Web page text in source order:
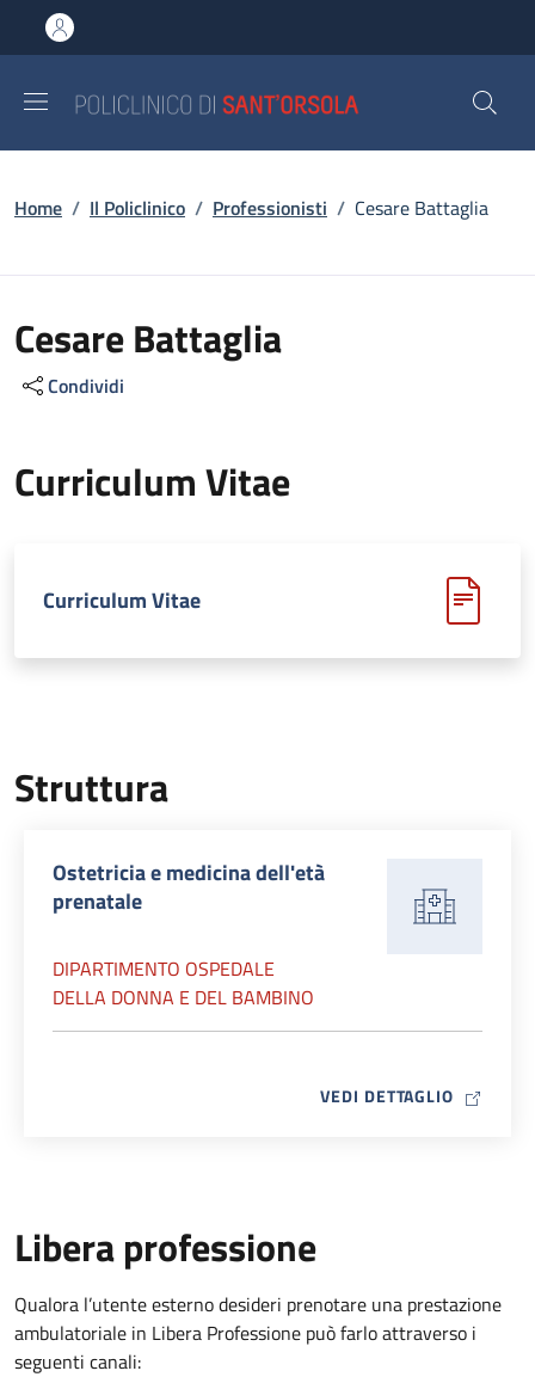
al contenuto principale
to footer content
Briciole di pane
Home / Il Policlinico / Professionisti / Cesare Battaglia
Cesare Battaglia
Condividi
Curriculum Vitae
Curriculum Vitae
Struttura
Ostetricia e medicina dell'età
prenatale
DIPARTIMENTO OSPEDALE
DELLA DONNA E DEL BAMBINO
VEDI DETTAGLIO MAP ICON
Libera professione
Qualora l’utente esterno desideri prenotare una prestazione
ambulatoriale in Libera Professione può farlo attraverso i
seguenti canali: